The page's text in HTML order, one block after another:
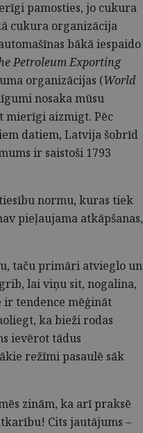
pamosties, jo cukura
cukura organizācija
bākā iespaido
Petroleum Exporting
organizācijas (World
nosaka mūsu
mierīgi aizmigt. Pēc
datiem, Latvija šobrīd
ir saistoši 1793
normu, kuras tiek
pieļaujama atkāpšanas,
taču primāri atvieglo un
lai viņu sit, nogalina,
ir tendence mēģināt
ka bieži rodas
ievērot tādus
režīmi pasaulē sāk
zinām, ka arī praksē
Cits jautājums –